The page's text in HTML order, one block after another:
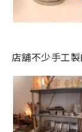
店舖不少手工